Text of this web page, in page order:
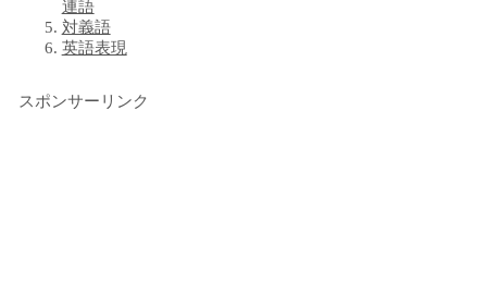
連語
対義語
英語表現
スポンサーリンク